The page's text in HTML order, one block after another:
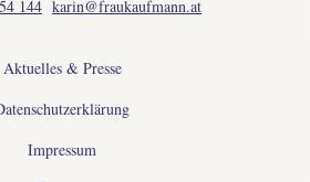
144 karin@fraukaufmann.at
Aktuelles & Presse
Impressum